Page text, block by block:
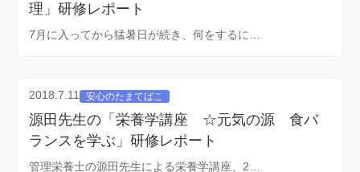
理」研修レポート
7月に入ってから猛暑日が続き、何をするに…
2018.7.11 安心のたまてばこ
源田先生の「栄養学講座 ☆元気の源 食バ
ランスを学ぶ」研修レポート
管理栄養士の源田先生による栄養学講座、2…